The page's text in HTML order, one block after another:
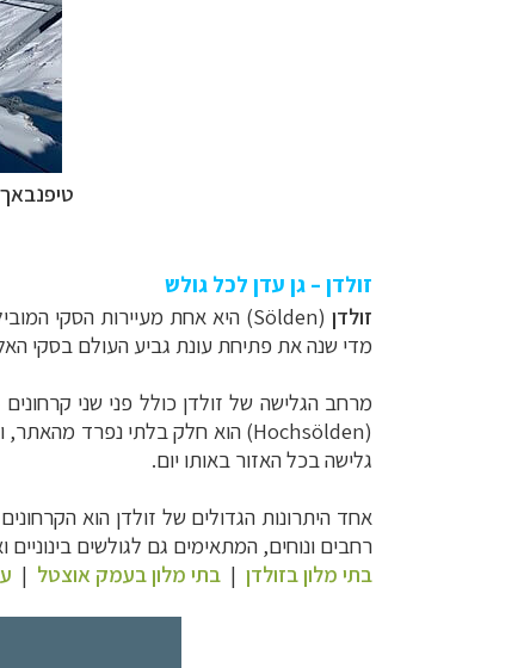
זולדן – גן עדן לכל גולש
זולדן (Sölden) היא אחת מעיירות הסקי המובילות ב
מדי שנה את פתיחת עונת גביע העולם בסקי
מרחב הגלישה של זולדן כולל פני שני
(Hochsölden) הוא חלק בלתי נפרד מהאתר, ואילו מרחב הגלישה
גלישה בכל האזור באותו יום.
אחד היתרונות הגדולים של זולדן הוא
רחבים ונוחים, המתאימים גם לגולשים
בתי מלון בזולדן | בתי מלון בעמק אוצטל |